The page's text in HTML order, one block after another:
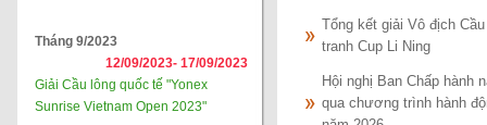
Tháng 9/2023
12/09/2023- 17/09/2023
Giải Cầu lông quốc tế "Yonex
Sunrise Vietnam Open 2023"
Tổng kết giải Vô địch
tranh Cup Li Ning
Hội nghị Ban Chấp hành
qua chương trình hành